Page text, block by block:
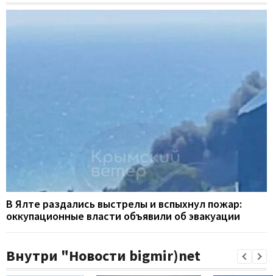
В Ялте раздались выстрелы и вспыхнул пожар:
оккупационные власти объявили об эвакуации
Внутри "Новости bigmir)net